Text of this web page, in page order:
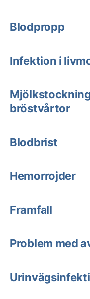
Blodpropp
Infektion i
bröstvårtor
Blodbrist
Hemorrojder
Framfall
Problem med